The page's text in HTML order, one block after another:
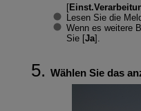
[
Lesen Sie die
Wenn es weitere
Sie [Ja].
Wählen Sie das